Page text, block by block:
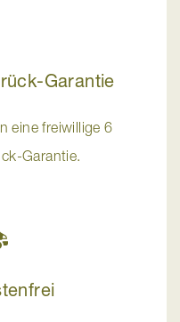
Garantie
eine freiwillige 6
Garantie.